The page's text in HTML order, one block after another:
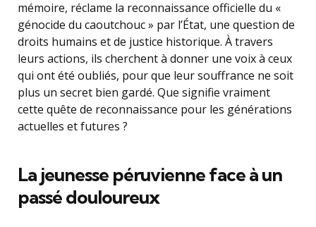
mémoire, réclame la reconnaissance officielle du «
génocide du caoutchouc » par l’État, une question de
droits humains et de justice historique. À travers
leurs actions, ils cherchent à donner une voix à ceux
qui ont été oubliés, pour que leur souffrance ne soit
plus un secret bien gardé. Que signifie vraiment
cette quête de reconnaissance pour les générations
actuelles et futures ?
La jeunesse péruvienne face à un
passé douloureux